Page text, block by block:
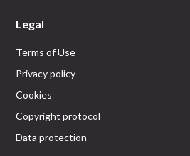
Legal
Terms of Use
Privacy policy
Cookies
Copyright protocol
Data protection